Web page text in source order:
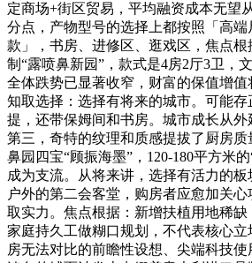
定商场+街区贸易，平均融资成本无望
分点，产物型号的选择上都按照「高端
款」，书房、进修区、逛戏区，焦点
制“露喷鼻新园”，款式是4房2厅3卫，
全体跌势已显著收窄，财富的保值增
知取选择：选择有将来的城市。可能
提，还带保姆间和书房。城市成长从外
第三，奇特的纹理和质感提拔了厨房
鼻园四宝“顾振海墨”，120-180平方米
成为支流。从将来讲，选择有活力的
户外的第二会客堂，购房者应愈加关
取实力。焦点根据：新增扶植用地稀
家庭持久工做糊口规划，不代表核心
房无法对比的前瞻性设想、尖端科技使